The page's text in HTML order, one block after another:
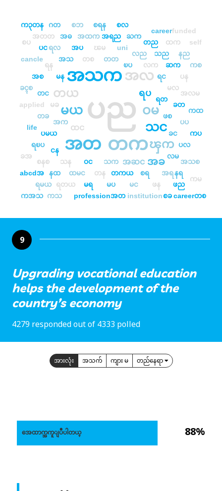
ပည
တက
အတ
အသက အလ
ဝမ
မယ
သင
တယ
ၾက
အခ
ရပ
ထင
အဆင
ရင
ရတ
လက
သက
ၿပ
ဝင
သန
အက
အသ
မန
တစ တတ
ဖစ
ငန
မခ
လည သည
ဆက
မလ
အရ
စရ
တကယ
တန
ထမင
နထ
ပမယ
ရန
ရလ
လမ
အပ ၽမ uni
ခင
ခတ
စနစ
တခ
တင
တည ထက
နည
နရ
ပင
ပန
ပပ
ပလ
ဖည
ဖန
မင
မပ
မရ
ရတယ
ရမယ
ရၿပ
အစ
အတတ အထက
အဓ အရည
အလမ
အသစ
ႀက
abcdအ
applied
cancle
career
careerတစ
funded
institution
life
professionအတ
self
ကစ
ကထ
ကပ
ကမ
ကသ
ကအသ
က၃တန
ခအ
ခၚစ
ဂတ
စခ
စပ
စဘ စရန စလ
9
Upgrading vocational education
helps the development of the
country’s economy
4279 responded out of 4333 polled
အားလုံး အသက် ကျား မ တည်နေရာ
88%
အေထာက္အကူျပဳပါတယ္